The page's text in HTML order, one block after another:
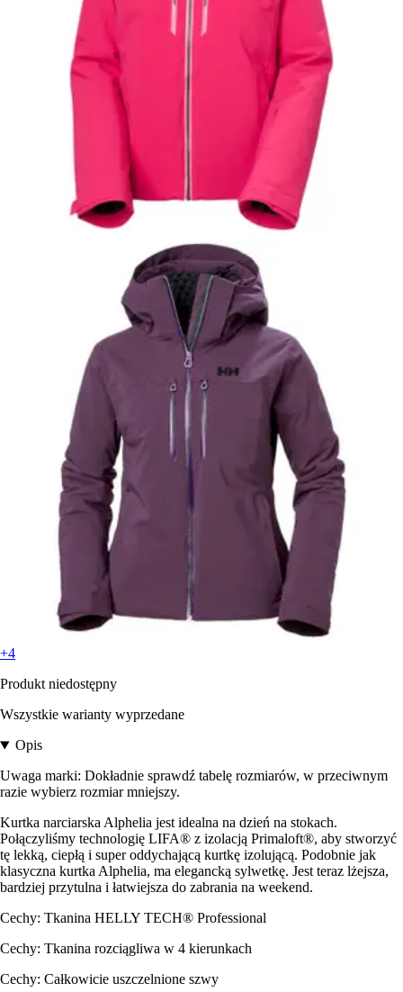
+4
Produkt niedostępny
Wszystkie warianty wyprzedane
Opis
Uwaga marki: Dokładnie sprawdź tabelę rozmiarów, w przeciwnym
razie wybierz rozmiar mniejszy.
Kurtka narciarska Alphelia jest idealna na dzień na stokach.
Połączyliśmy technologię LIFA® z izolacją Primaloft®, aby stworzyć
tę lekką, ciepłą i super oddychającą kurtkę izolującą. Podobnie jak
klasyczna kurtka Alphelia, ma elegancką sylwetkę. Jest teraz lżejsza,
bardziej przytulna i łatwiejsza do zabrania na weekend.
Cechy: Tkanina HELLY TECH® Professional
Cechy: Tkanina rozciągliwa w 4 kierunkach
Cechy: Całkowicie uszczelnione szwy